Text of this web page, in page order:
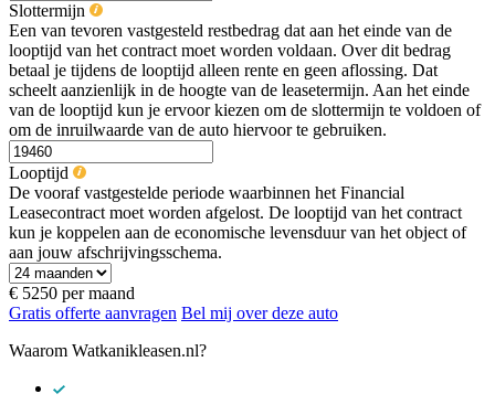
Slottermijn
Een van tevoren vastgesteld restbedrag dat aan het einde van de
looptijd van het contract moet worden voldaan. Over dit bedrag
betaal je tijdens de looptijd alleen rente en geen aflossing. Dat
scheelt aanzienlijk in de hoogte van de leasetermijn. Aan het einde
van de looptijd kun je ervoor kiezen om de slottermijn te voldoen of
om de inruilwaarde van de auto hiervoor te gebruiken.
Looptijd
De vooraf vastgestelde periode waarbinnen het Financial
Leasecontract moet worden afgelost. De looptijd van het contract
kun je koppelen aan de economische levensduur van het object of
aan jouw afschrijvingsschema.
€ 5250 per maand
Gratis offerte aanvragen Bel mij over deze auto
Waarom Watkanikleasen.nl?